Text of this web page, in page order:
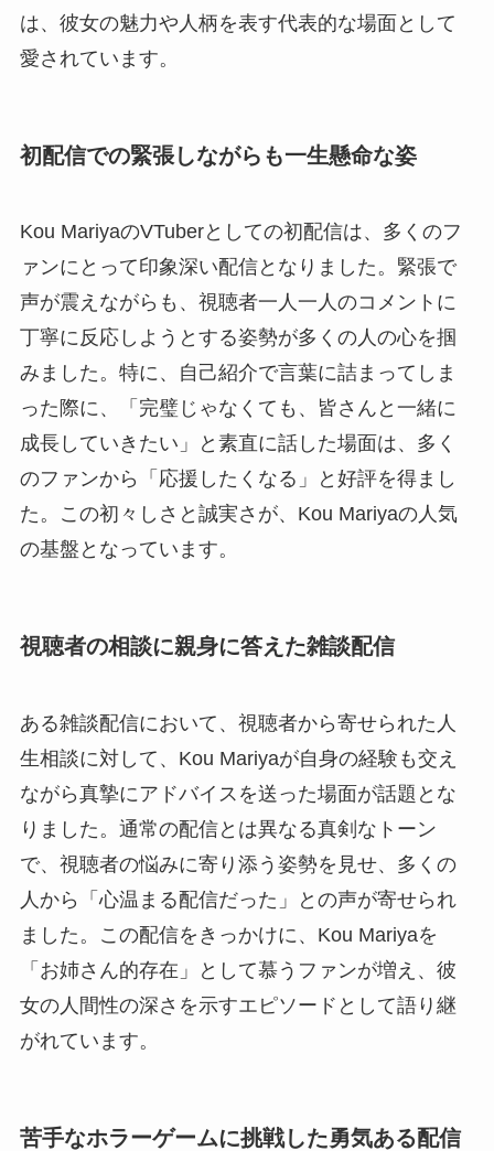
は、彼女の魅力や人柄を表す代表的な場面として
愛されています。
初配信での緊張しながらも一生懸命な姿
Kou MariyaのVTuberとしての初配信は、多くのフ
ァンにとって印象深い配信となりました。緊張で
声が震えながらも、視聴者一人一人のコメントに
丁寧に反応しようとする姿勢が多くの人の心を掴
みました。特に、自己紹介で言葉に詰まってしま
った際に、「完璧じゃなくても、皆さんと一緒に
成長していきたい」と素直に話した場面は、多く
のファンから「応援したくなる」と好評を得まし
た。この初々しさと誠実さが、Kou Mariyaの人気
の基盤となっています。
視聴者の相談に親身に答えた雑談配信
ある雑談配信において、視聴者から寄せられた人
生相談に対して、Kou Mariyaが自身の経験も交え
ながら真摯にアドバイスを送った場面が話題とな
りました。通常の配信とは異なる真剣なトーン
で、視聴者の悩みに寄り添う姿勢を見せ、多くの
人から「心温まる配信だった」との声が寄せられ
ました。この配信をきっかけに、Kou Mariyaを
「お姉さん的存在」として慕うファンが増え、彼
女の人間性の深さを示すエピソードとして語り継
がれています。
苦手なホラーゲームに挑戦した勇気ある配信